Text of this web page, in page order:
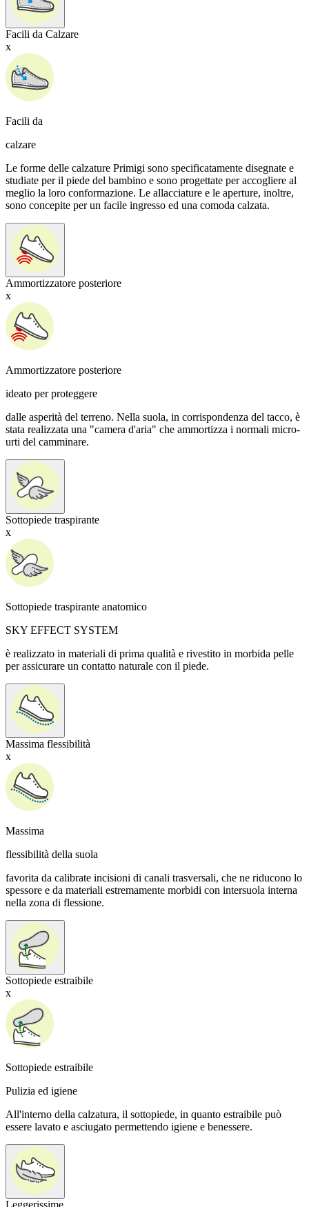
Facili da Calzare
x
Facili da
calzare
Le forme delle calzature Primigi sono specificatamente disegnate e
studiate per il piede del bambino e sono progettate per accogliere al
meglio la loro conformazione. Le allacciature e le aperture, inoltre,
sono concepite per un facile ingresso ed una comoda calzata.
Ammortizzatore posteriore
x
Ammortizzatore posteriore
ideato per proteggere
dalle asperità del terreno. Nella suola, in corrispondenza del tacco, è
stata realizzata una "camera d'aria" che ammortizza i normali micro-
urti del camminare.
Sottopiede traspirante
x
Sottopiede traspirante anatomico
SKY EFFECT SYSTEM
è realizzato in materiali di prima qualità e rivestito in morbida pelle
per assicurare un contatto naturale con il piede.
Massima flessibilità
x
Massima
flessibilità della suola
favorita da calibrate incisioni di canali trasversali, che ne riducono lo
spessore e da materiali estremamente morbidi con intersuola interna
nella zona di flessione.
Sottopiede estraibile
x
Sottopiede estraibile
Pulizia ed igiene
All'interno della calzatura, il sottopiede, in quanto estraibile può
essere lavato e asciugato permettendo igiene e benessere.
Leggerissime